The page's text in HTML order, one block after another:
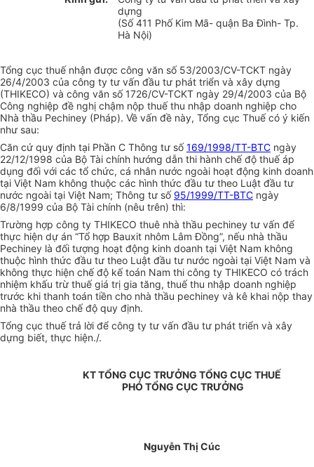
dựng
(Số 411 Phố Kim Mã- quận Ba Đình- Tp.
Hà Nội)
Tổng cục thuế nhận được công văn số 53/2003/CV-TCKT ngày
26/4/2003 của công ty tư vấn đầu tư phát triển và xây dựng
(THIKECO) và công văn số 1726/CV-TCKT ngày 29/4/2003 của Bộ
Công nghiệp đề nghị chậm nộp thuế thu nhập doanh nghiệp cho
Nhà thầu Pechiney (Pháp). Về vấn đề này, Tổng cục Thuế có ý kiến
như sau:
Căn cứ quy định tại Phần C Thông tư số169/1998/TT-BTC ngày
22/12/1998 của Bộ Tài chính hướng dẫn thi hành chế độ thuế áp
dụng đối với các tổ chức, cá nhân nước ngoài hoạt động kinh doanh
tại Việt Nam không thuộc các hình thức đầu tư theo Luật đầu tư
nước ngoài tại Việt Nam; Thông tư số 95/1999/TT-BTC ngày
6/8/1999 của Bộ Tài chính (nêu trên) thì:
Trường hợp công ty THIKECO thuê nhà thầu pechiney tư vấn để
thực hiện dự án “Tổ hợp Bauxit nhôm Lâm Đồng”, nếu nhà thầu
Pechiney là đối tượng hoạt động kinh doanh tại Việt Nam không
thuộc hình thức đầu tư theo Luật đầu tư nước ngoài tại Việt Nam và
không thực hiện chế độ kế toán Nam thi công ty THIKECO có trách
nhiệm khấu trừ thuế giá trị gia tăng, thuế thu nhập doanh nghiệp
trước khi thanh toán tiền cho nhà thầu pechiney và kê khai nộp thay
nhà thầu theo chế độ quy định.
Tổng cục thuế trả lời để công ty tư vấn đầu tư phát triển và xây
dựng biết, thực hiện./.
KT TỔNG CỤC TRƯỞNG TỔNG CỤC THUẾ
PHÓ TỔNG CỤC TRƯỞNG
Nguyễn Thị Cúc